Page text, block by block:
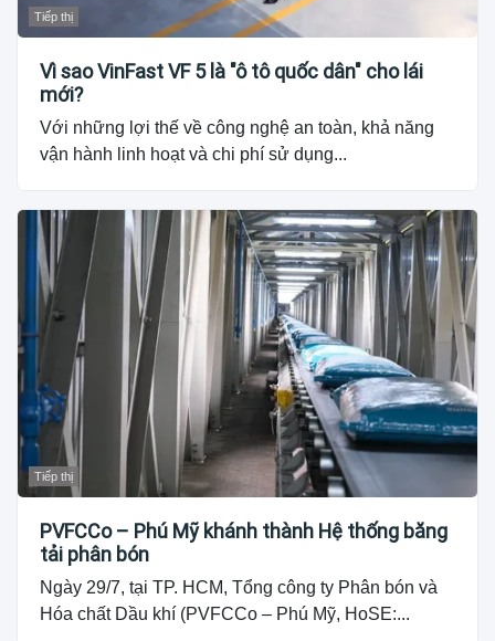
Tiếp thị
Vì sao VinFast VF 5 là "ô tô quốc dân" cho lái
mới?
Với những lợi thế về công nghệ an toàn, khả năng
vận hành linh hoạt và chi phí sử dụng...
Tiếp thị
PVFCCo – Phú Mỹ khánh thành Hệ thống băng
tải phân bón
Ngày 29/7, tại TP. HCM, Tổng công ty Phân bón và
Hóa chất Dầu khí (PVFCCo – Phú Mỹ, HoSE:...